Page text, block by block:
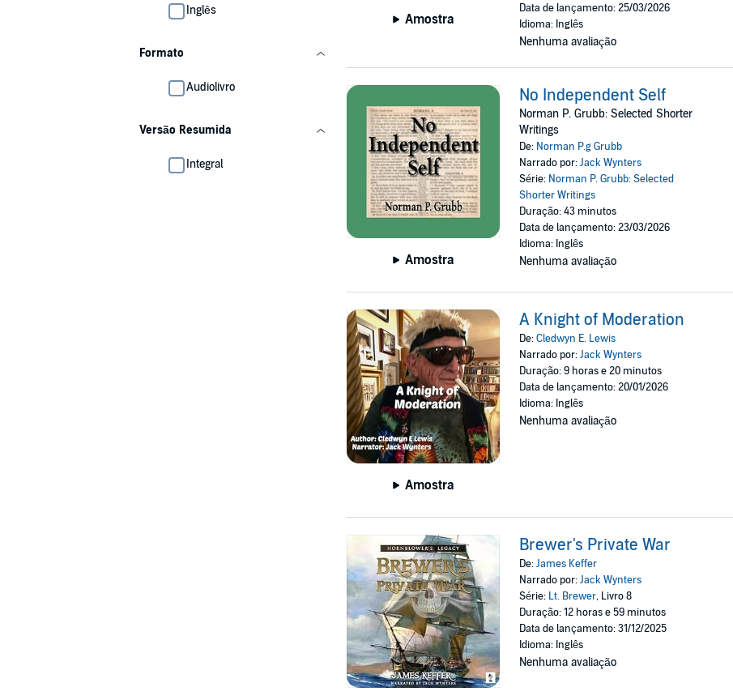
Inglês
Formato
Audiolivro
Versão Resumida
Integral
Amostra
Data de lançamento: 25/03/2026
Idioma: Inglês
Nenhuma avaliação
Amostra
No Independent Self
Norman P. Grubb: Selected Shorter
Writings
De: Norman P.g Grubb
Narrado por:Jack Wynters
Série: Norman P. Grubb: Selected
Shorter Writings
Duração: 43 minutos
Data de lançamento: 23/03/2026
Idioma: Inglês
Nenhuma avaliação
Amostra
A Knight of Moderation
De:Cledwyn E. Lewis
Narrado por:Jack Wynters
Duração: 9 horas e 20 minutos
Data de lançamento: 20/01/2026
Idioma: Inglês
Nenhuma avaliação
Brewer's Private War
De:James Keffer
Narrado por:Jack Wynters
Série: Lt. Brewer, Livro 8
Duração: 12 horas e 59 minutos
Data de lançamento: 31/12/2025
Idioma: Inglês
Nenhuma avaliação